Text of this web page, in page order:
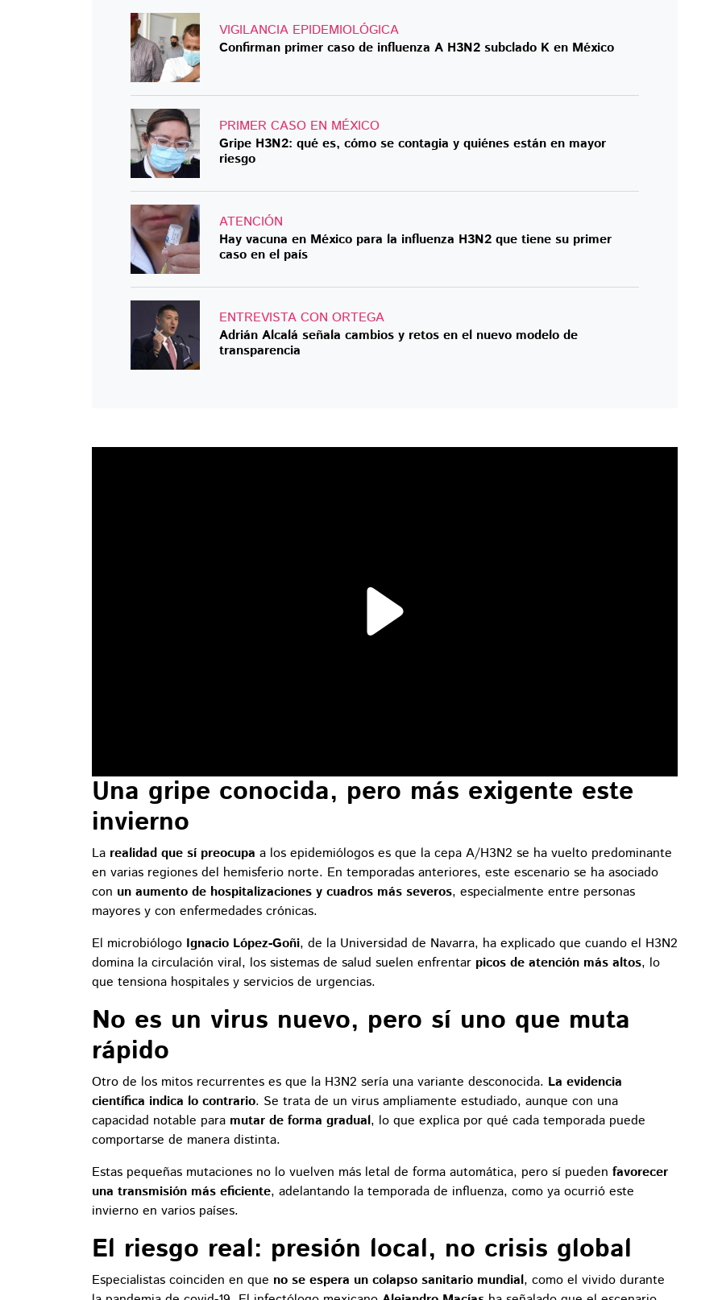
VIGILANCIA EPIDEMIOLÓGICA
Confirman primer caso de influenza A H3N2 subclado K en México
PRIMER CASO EN MÉXICO
Gripe H3N2: qué es, cómo se contagia y quiénes están en mayor
riesgo
ATENCIÓN
Hay vacuna en México para la influenza H3N2 que tiene su primer
caso en el país
ENTREVISTA CON ORTEGA
Adrián Alcalá señala cambios y retos en el nuevo modelo de
transparencia
Una gripe conocida, pero más exigente este
invierno
La realidad que sí preocupa a los epidemiólogos es que la cepa A/H3N2 se ha vuelto predominante
en varias regiones del hemisferio norte. En temporadas anteriores, este escenario se ha asociado
con un aumento de hospitalizaciones y cuadros más severos, especialmente entre personas
mayores y con enfermedades crónicas.
El microbiólogo Ignacio López-Goñi, de la Universidad de Navarra, ha explicado que cuando el H3N2
domina la circulación viral, los sistemas de salud suelen enfrentar picos de atención más altos, lo
que tensiona hospitales y servicios de urgencias.
No es un virus nuevo, pero sí uno que muta
rápido
Otro de los mitos recurrentes es que la H3N2 sería una variante desconocida. La evidencia
científica indica lo contrario. Se trata de un virus ampliamente estudiado, aunque con una
capacidad notable para mutar de forma gradual, lo que explica por qué cada temporada puede
comportarse de manera distinta.
Estas pequeñas mutaciones no lo vuelven más letal de forma automática, pero sí pueden favorecer
una transmisión más eficiente, adelantando la temporada de influenza, como ya ocurrió este
invierno en varios países.
El riesgo real: presión local, no crisis global
Especialistas coinciden en que no se espera un colapso sanitario mundial, como el vivido durante